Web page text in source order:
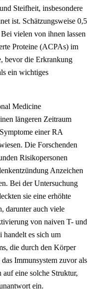
Steifheit, insbesondere
ist. Schätzungsweise 0,5
vielen von ihnen lassen
Proteine (ACPAs) im
bevor die Erkrankung
ein wichtiges
Medicine
längeren Zeitraum
einer RA
Die Forschenden
Risikopersonen
Anzeichen
Bei der Untersuchung
sie eine erhöhte
darunter auch viele
von naiven T- und
es sich um
die durch den Körper
Immunsystem zuvor als
eine solche Struktur,
ein.